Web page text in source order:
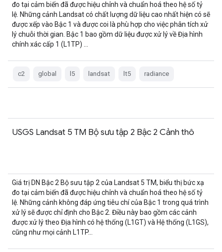
đo tại cảm biến đã được hiệu chỉnh và chuẩn hoá theo hệ số tỷ
lệ. Những cảnh Landsat có chất lượng dữ liệu cao nhất hiện có sẽ
được xếp vào Bậc 1 và được coi là phù hợp cho việc phân tích xử
lý chuỗi thời gian. Bậc 1 bao gồm dữ liệu được xử lý về Địa hình
chính xác cấp 1 (L1TP) …
c2 global l5 landsat lt5 radiance
USGS Landsat 5 TM Bộ sưu tập 2 Bậc 2 Cảnh thô
Giá trị DN Bậc 2 Bộ sưu tập 2 của Landsat 5 TM, biểu thị bức xạ
đo tại cảm biến đã được hiệu chỉnh và chuẩn hoá theo hệ số tỷ
lệ. Những cảnh không đáp ứng tiêu chí của Bậc 1 trong quá trình
xử lý sẽ được chỉ định cho Bậc 2. Điều này bao gồm các cảnh
được xử lý theo Địa hình có hệ thống (L1GT) và Hệ thống (L1GS),
cũng như mọi cảnh L1TP…